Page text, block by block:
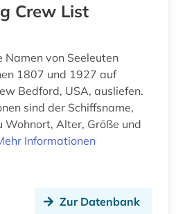
nachrichtensendung (1)
nanotechnologie (1)
nanowissenschaft (1)
Crew List
Namen von Seeleuten
1807 und 1927 auf
Bedford, USA, ausliefen.
sind der Schiffsname,
Wohnort, Alter, Größe und
Informationen
Zur Datenbank